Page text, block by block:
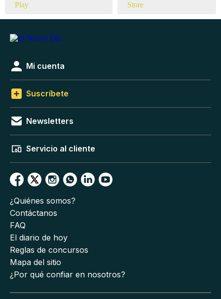
Mi cuenta
Suscríbete
Newsletters
Servicio al cliente
¿Quiénes somos?
Contáctanos
FAQ
El diario de hoy
Reglas de concursos
Mapa del sitio
¿Por qué confiar en nosotros?